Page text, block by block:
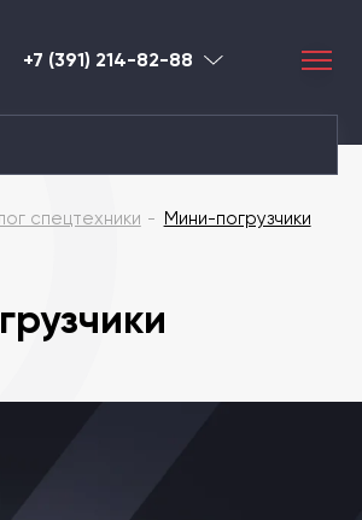
+7 (391) 214-82-88 Красноярск
спецтехники Мини-погрузчики